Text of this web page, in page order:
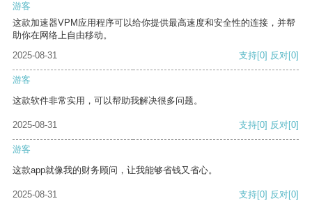
游客
这款加速器VPM应用程序可以给你提供最高速度和安全性的连接，并帮
助你在网络上自由移动。
2025-08-31
支持[0] 反对[0]
游客
这款软件非常实用，可以帮助我解决很多问题。
2025-08-31 支持[0] 反对[0]
游客
这款app就像我的财务顾问，让我能够省钱又省心。
2025-08-31 支持[0] 反对[0]